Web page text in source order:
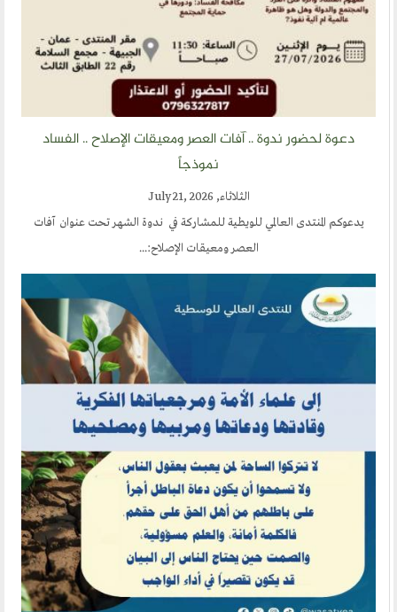
دعوة لحضور ندوة .. آفات العصر ومعيقات الإصلاح .. الفساد
نموذجاً
الثلاثاء, July 21, 2026
يدعوكم المنتدى العالمي للويطية للمشاركة في ندوة الشهر تحت عنوان آفات
العصر ومعيقات الإصلاح:...